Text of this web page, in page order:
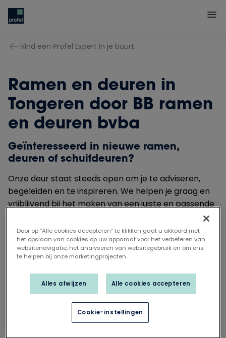
Vind een Profel Expert in je buurt
Ramen en deuren in
Tongeren door BB ramen
en deuren bvba
Geïnteresseerd in nieuwe ramen,
deuren of schuifdeuren?
Onze deur staat steeds open om je te adviseren,
begeleiden en te inspireren. We helpen je graag en
vrijblijvend bij het maken van een juiste en passende
Door op “Alle cookies accepteren” te klikken gaat u akkoord met
het opslaan van cookies op uw apparaat voor het verbeteren van
websitenavigatie, het analyseren van websitegebruik en om ons
te helpen bij onze marketingprojecten.
Alles afwijzen Alle cookies accepteren
Cookie-instellingen